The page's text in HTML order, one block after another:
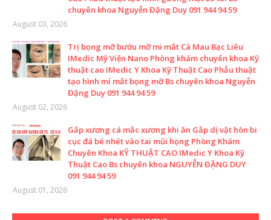
chuyên khoa Nguyễn Đặng Duy 091 944 94 59
August 03, 2026
Trị bọng mỡ bướu mỡ mi mắt Cà Mau Bạc Liêu
IMedic Mỹ Viện Nano Phòng khám chuyên khoa Kỹ
thuật cao IMedic Y Khoa Kỹ Thuật Cao Phẫu thuật
tạo hình mí mắt bọng mỡ Bs chuyên khoa Nguyễn
Đặng Duy 091 944 94 59
August 02, 2026
Gắp xương cá mắc xương khi ăn Gắp dị vật hòn bi
cục đá bé nhét vào tai mũi họng Phòng Khám
Chuyên Khoa KỸ THUẬT CAO IMedic Y Khoa Kỹ
Thuật Cao Bs chuyên khoa NGUYỄN ĐẶNG DUY
091 944 94 59
August 01, 2026